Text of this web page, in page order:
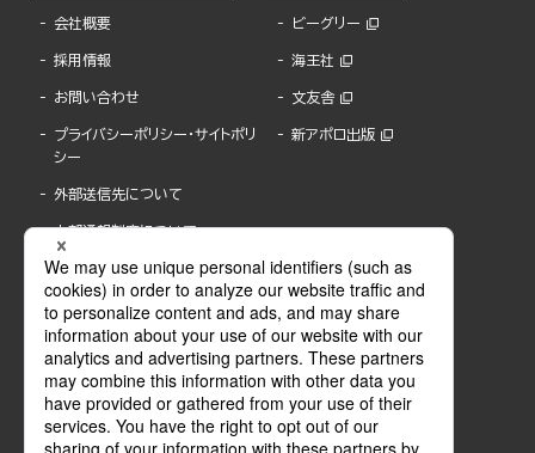
会社概要
採用情報
お問い合わせ
プライバシーポリシー・サイトポリ
シー
外部送信先について
内部通報制度について
ビーグリー
海王社
文友舎
新アポロ出版